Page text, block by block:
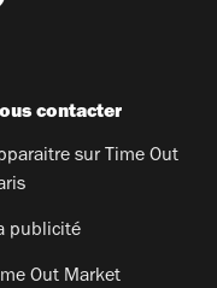
contacter
sur Time Out
publicité
Out Market